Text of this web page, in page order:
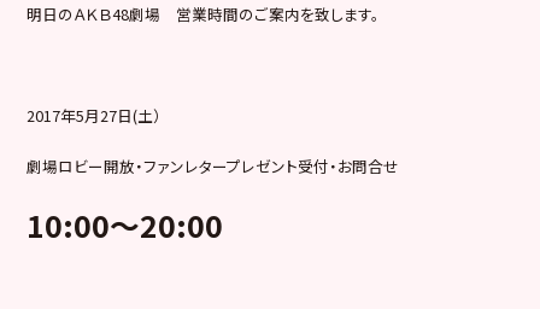
明日のＡＫＢ48劇場 営業時間のご案内を致します。
2017年5月27日(土）
劇場ロビー開放・ファンレタープレゼント受付・お問合せ
10:00～20:00